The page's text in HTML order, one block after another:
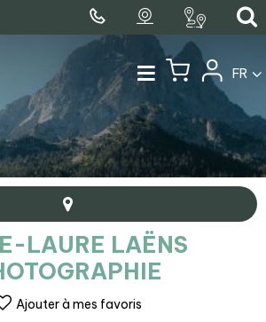
FR
LAURE LAËNS
Ajouter à mes favoris